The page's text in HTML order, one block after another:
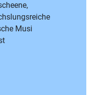
Musi